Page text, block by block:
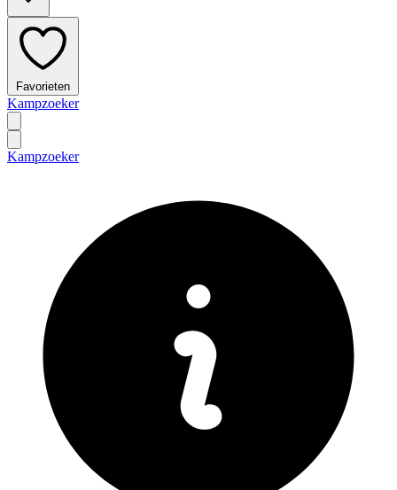
Favorieten
Kampzoeker
Kampzoeker